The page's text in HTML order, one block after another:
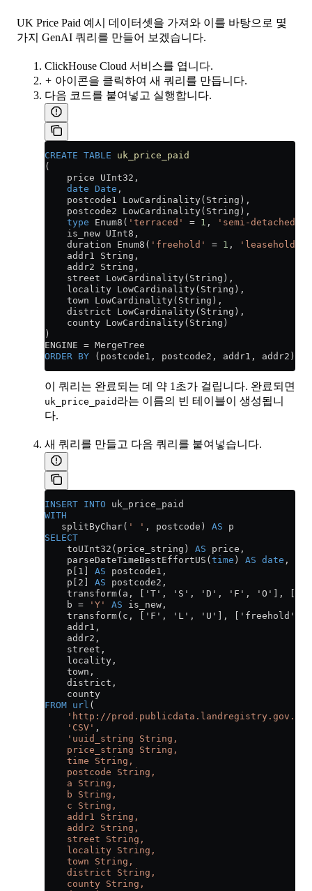
UK Price Paid 예시 데이터셋을 가져와 이를 바탕으로 몇
가지 GenAI 쿼리를 만들어 보겠습니다.
ClickHouse Cloud 서비스를 엽니다.
+ 아이콘을 클릭하여 새 쿼리를 만듭니다.
다음 코드를 붙여넣고 실행합니다.
CREATE TABLE uk_price_paid
(
    price UInt32,
    date
Date ,
    postcode1 LowCardinality(String),
    postcode2 LowCardinality(String),
    type
Enum8( 'terraced' = 1 , 'semi-detached'
    is_new UInt8,
    duration Enum8(
'freehold' = 1 , 'leasehold'
    addr1 String,
    addr2 String,
    street LowCardinality(String),
    locality LowCardinality(String),
    town LowCardinality(String),
    district LowCardinality(String),
    county LowCardinality(String)
)
ENGINE = MergeTree
ORDER BY (postcode1, postcode2, addr1, addr2);
이 쿼리는 완료되는 데 약 1초가 걸립니다. 완료되면
uk_price_paid 라는 이름의 빈 테이블이 생성됩니
다.
새 쿼리를 만들고 다음 쿼리를 붙여넣습니다.
INSERT INTO uk_price_paid
WITH
   splitByChar(
' ' , postcode) AS p
SELECT
    toUInt32(price_string)
AS price,
    parseDateTimeBestEffortUS(
time ) AS date ,
    p[1]
AS postcode1,
    p[2]
AS postcode2,
transform(a, ['T', 'S', 'D', 'F', 'O'],
    b
= 'Y' AS is_new,
transform(c, ['F', 'L', 'U'], ['freehold',
    addr1,
    addr2,
    street,
    locality,
    town,
    district,
    county
FROM url (
'http://
    'CSV'
,
    'uuid_string String,
    price_string String,
    time String,
    postcode String,
    a String,
    b String,
    c String,
    addr1 String,
    addr2 String,
    street String,
    locality String,
    town String,
    district String,
    county String,